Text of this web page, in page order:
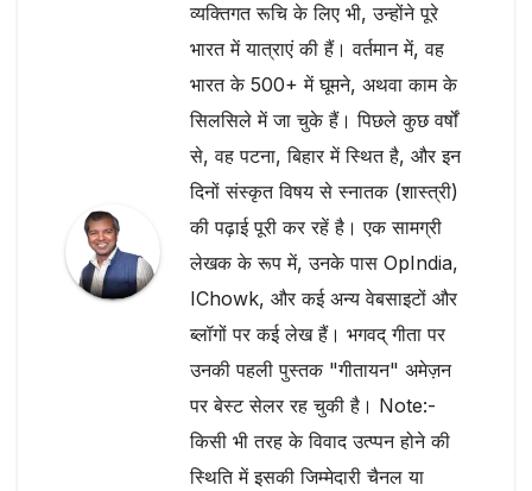
व्यक्तिगत रूचि के लिए भी, उन्होंने पूरे
भारत में यात्राएं की हैं। वर्तमान में, वह
भारत के 500+ में घूमने, अथवा काम के
सिलसिले में जा चुके हैं। पिछले कुछ वर्षों
से, वह पटना, बिहार में स्थित है, और इन
दिनों संस्कृत विषय से स्नातक (शास्त्री)
की पढ़ाई पूरी कर रहें है। एक सामग्री
लेखक के रूप में, उनके पास OpIndia,
IChowk, और कई अन्य वेबसाइटों और
ब्लॉगों पर कई लेख हैं। भगवद् गीता पर
उनकी पहली पुस्तक "गीतायन" अमेज़न
पर बेस्ट सेलर रह चुकी है। Note:-
किसी भी तरह के विवाद उत्प्पन होने की
स्थिति में इसकी जिम्मेदारी चैनल या